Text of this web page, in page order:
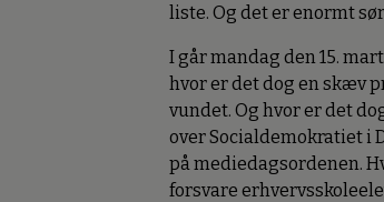
liste. Og det er enormt
I går mandag den 15.
hvor er det dog en skæv
vundet. Og hvor er det
over Socialdemokratiet i
på mediedagsordenen.
forsvare